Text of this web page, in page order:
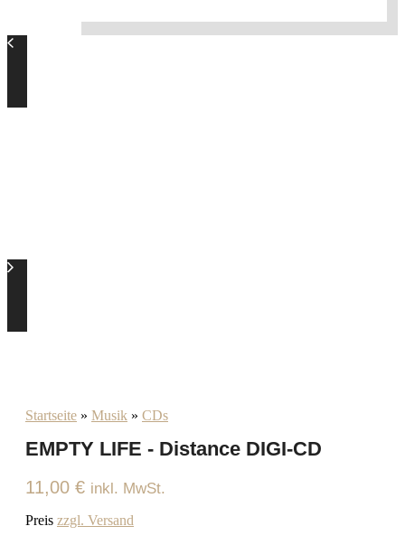
Startseite » Musik » CDs
EMPTY LIFE - Distance DIGI-CD
11,00 € inkl. MwSt.
Preis zzgl. Versand